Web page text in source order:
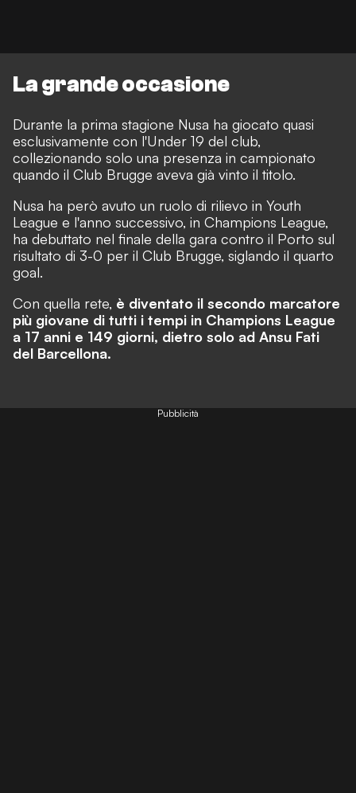
La grande occasione
Durante la prima stagione Nusa ha giocato quasi
esclusivamente con l'Under 19 del club,
collezionando solo una presenza in campionato
quando il Club Brugge aveva già vinto il titolo.
Nusa ha però avuto un ruolo di rilievo in Youth
League e l'anno successivo, in Champions League,
ha debuttato nel finale della gara contro il Porto sul
risultato di 3-0 per il Club Brugge, siglando il quarto
goal.
Con quella rete, è diventato il secondo marcatore
più giovane di tutti i tempi in Champions League
a 17 anni e 149 giorni, dietro solo ad Ansu Fati
del Barcellona.
Pubblicità